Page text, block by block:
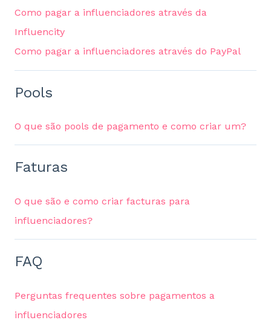
Como pagar a influenciadores através da
Influencity
Como pagar a influenciadores através do PayPal
Pools
O que são pools de pagamento e como criar um?
Faturas
O que são e como criar facturas para
influenciadores?
FAQ
Perguntas frequentes sobre pagamentos a
influenciadores